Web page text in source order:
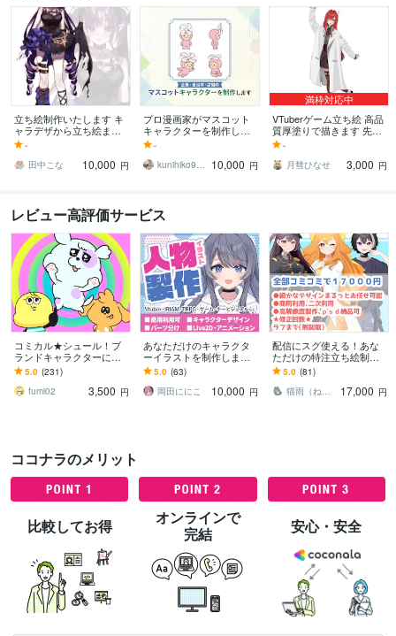
立ち絵制作いたします キ
ャラデザから立ち絵まで
全てお手伝いいたしま
す！
-
田中こな
10,000 円
プロ漫画家がマスコット
キャラクターを制作しま
す オリジナルキャラクタ
ーをデザインします。商
用利用可能です。
-
kunihiko9215
10,000 円
満枠対応中
VTuberゲーム立ち絵 高品
質厚塗りで描きます 先着3
名様限定価格◆美麗で質
感豊かな女性キャラ得意
-
月彗ひなせ
3,000 円
レビュー高評価サービス
コミカル★シュール！ブ
ランドキャラクターにし
ます イメージ通り！これ
があなたのキャラクター
になる！
5.0 (231)
fumi02
3,500 円
あなただけのキャラクタ
ーイラストを制作します I
RIAM、キービジュアル、
TRPG、ゲーム作成などに
最適！
5.0 (63)
岡田ににこ
10,000 円
配信にスグ使える！あな
ただけの特注立ち絵制作
します IRIAM等、vtuberと
して活動する方にオスス
メ！！！
5.0 (81)
猫雨（ねこさめ）
17,000 円
ココナラのメリット
比較してお得
オンラインで
完結
安心・安全